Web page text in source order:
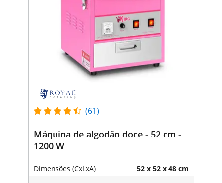
(61)
Máquina de algodão doce - 52 cm -
1200 W
Dimensões (CxLxA) 52 x 52 x 48 cm